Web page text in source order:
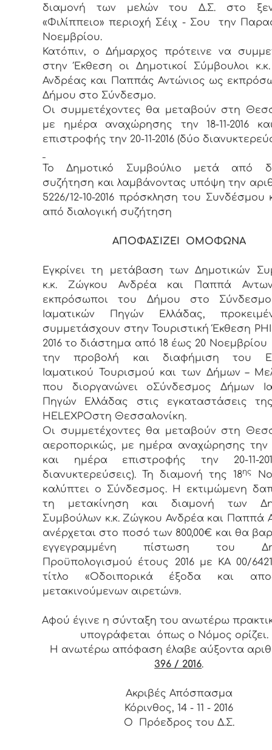
διαμονή των μελών του Δ.Σ. στο
«Φιλίππειο» περιοχή Σέιχ - Σου την
Νοεμβρίου.
Κατόπιν, ο Δήμαρχος πρότεινε να
στην Έκθεση οι Δημοτικοί Σύμβουλοι
Ανδρέας και Παππάς Αντώνιος ως
Δήμου στο Σύνδεσμο.
Οι συμμετέχοντες θα μεταβούν στη
με ημέρα αναχώρησης την 18-11-2016
επιστροφής την 20-11-2016 (δύο
Το Δημοτικό Συμβούλιο μετά από
συζήτηση και λαμβάνοντας υπόψη την
5226/12-10-2016 πρόσκληση του Συνδέσμου
από διαλογική συζήτηση
ΑΠΟΦΑΣΙΖΕΙ ΟΜΟΦΩΝΑ
Εγκρίνει τη μετάβαση των Δημοτικών
κ.κ. Ζώγκου Ανδρέα και Παππά
εκπρόσωποι του Δήμου στο
Ιαματικών Πηγών Ελλάδας,
συμμετάσχουν στην Τουριστική Έκθεση
2016 το διάστημα από 18 έως 20 Νοεμβρίου
την προβολή και διαφήμιση του
Ιαματικού Τουρισμού και των Δήμων –
που διοργανώνει oΣύνδεσμος Δήμων
Πηγών Ελλάδας στις εγκαταστάσεις
HELEXPOστη Θεσσαλονίκη.
Οι συμμετέχοντες θα μεταβούν στη
αεροπορικώς, με ημέρα αναχώρησης την
και ημέρα επιστροφής την 20-11-
διανυκτερεύσεις). Τη διαμονή της 18ης
καλύπτει ο Σύνδεσμος. Η εκτιμώμενη
τη μετακίνηση και διαμονή των
Συμβούλων κ.κ. Ζώγκου Ανδρέα και Παππά
ανέρχεται στο ποσό των 800,00€ και θα
εγγεγραμμένη πίστωση του
Προϋπολογισμού έτους 2016 με ΚΑ 00/
τίτλο «Οδοιπορικά έξοδα και
μετακινούμενων αιρετών».
Αφού έγινε η σύνταξη του ανωτέρω
υπογράφεται όπως ο Νόμος ορίζει.
Η ανωτέρω απόφαση έλαβε αύξοντα
396 / 2016.
Ακριβές Απόσπασμα
Κόρινθος, 14 - 11 - 2016
Ο Πρόεδρος του Δ.Σ.